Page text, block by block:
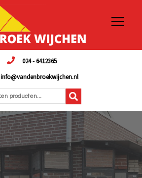
024 - 6412365
info@vandenbroekwijchen.nl
Zoeken producten...